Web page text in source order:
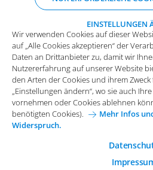
Impressum
Allgemeine
Karriere bei Arvato
Wir verwenden Cookies auf dieser
auf „Alle Cookies akzeptieren“ der
Daten an Drittanbieter zu, damit wir
Nutzererfahrung auf unserer Website
den Arten der Cookies und ihrem
„Einstellungen ändern“, wo sie auch
vornehmen oder Cookies ablehnen
benötigten Cookies).
Mehr Infos
Widerspruch.
EINSTELLUNGEN
den Arten der Cookies und ihrem
„Einstellungen ändern“, wo sie auch
vornehmen oder Cookies ablehnen
benötigten Cookies).
Mehr Infos
Widerspruch.
Funktionale
Diese Cookies sind
Funktion der Website.
Analytische Cookies
Analytische Cookies